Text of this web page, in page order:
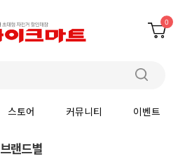
0
스토어 커뮤니티 이벤트
브랜드별